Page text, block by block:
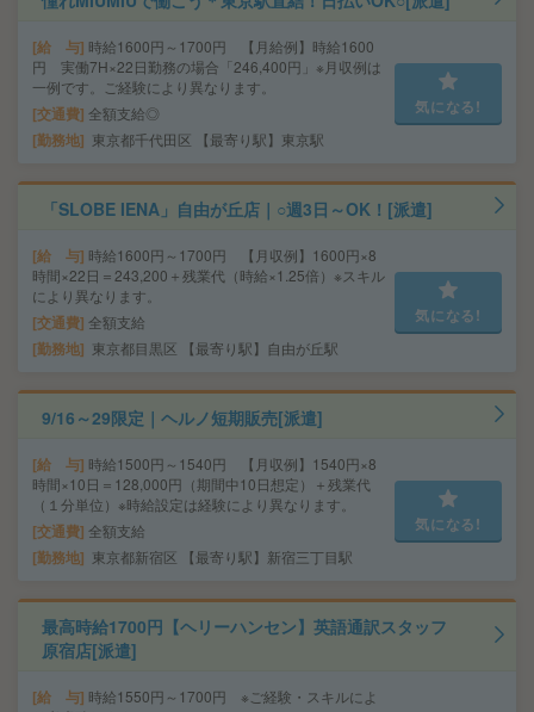
給 与 時給1600円～1700円 【月給例】時給1600
円 実働7H×22日勤務の場合「246,400円」※月収例は
一例です。ご経験により異なります。
交通費 全額支給◎
勤務地 東京都千代田区 【最寄り駅】東京駅
気になる!
「SLOBE IENA」自由が丘店｜○週3日～OK！[派遣]
給 与 時給1600円～1700円 【月収例】1600円×8
時間×22日＝243,200＋残業代（時給×1.25倍）※スキル
により異なります。
交通費 全額支給
勤務地 東京都目黒区 【最寄り駅】自由が丘駅
気になる!
9/16～29限定｜ヘルノ短期販売[派遣]
給 与 時給1500円～1540円 【月収例】1540円×8
時間×10日＝128,000円（期間中10日想定）＋残業代
（１分単位）※時給設定は経験により異なります。
交通費 全額支給
勤務地 東京都新宿区 【最寄り駅】新宿三丁目駅
気になる!
最高時給1700円【ヘリーハンセン】英語通訳スタッフ
原宿店[派遣]
給 与 時給1550円～1700円 ※ご経験・スキルによ